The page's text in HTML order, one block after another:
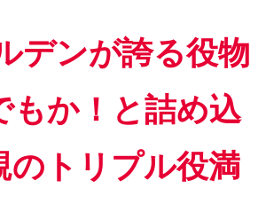
デンが誇る役物
もか！と詰め込
のトリプル役満